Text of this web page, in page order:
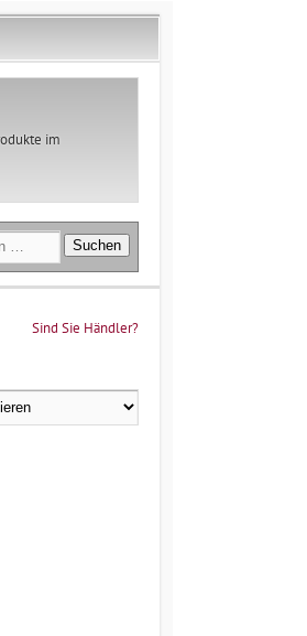
im
Suchen
Sind Sie Händler?